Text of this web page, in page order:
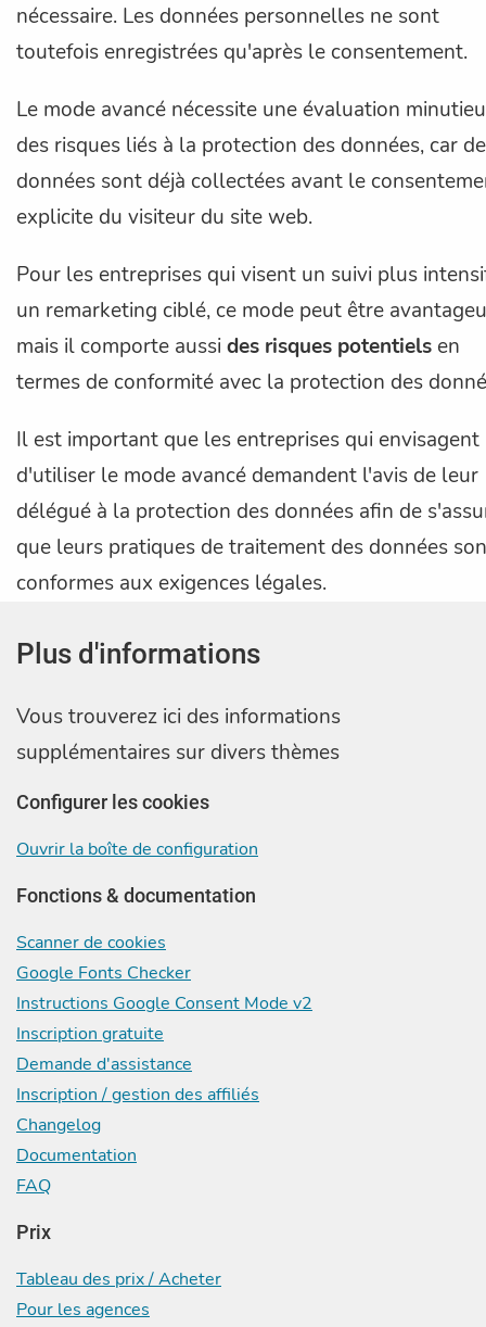
nécessaire. Les données personnelles ne sont
toutefois enregistrées qu'après le consentement.
Le mode avancé nécessite une évaluation
des risques liés à la protection des données, car
données sont déjà collectées avant le
explicite du visiteur du site web.
Pour les entreprises qui visent un suivi plus
un remarketing ciblé, ce mode peut être
mais il comporte aussi des risques potentiels en
termes de conformité avec la protection des
Il est important que les entreprises qui envisagent
d'utiliser le mode avancé demandent l'avis de leur
délégué à la protection des données afin de
que leurs pratiques de traitement des données
conformes aux exigences légales.
Plus d'informations
Vous trouverez ici des informations
supplémentaires sur divers thèmes
Configurer les cookies
Ouvrir la boîte de configuration
Fonctions & documentation
Scanner de cookies
Google Fonts Checker
Instructions Google Consent Mode v2
Inscription gratuite
Demande d'assistance
Inscription / gestion des affiliés
Changelog
Documentation
FAQ
Prix
Tableau des prix / Acheter
Pour les agences